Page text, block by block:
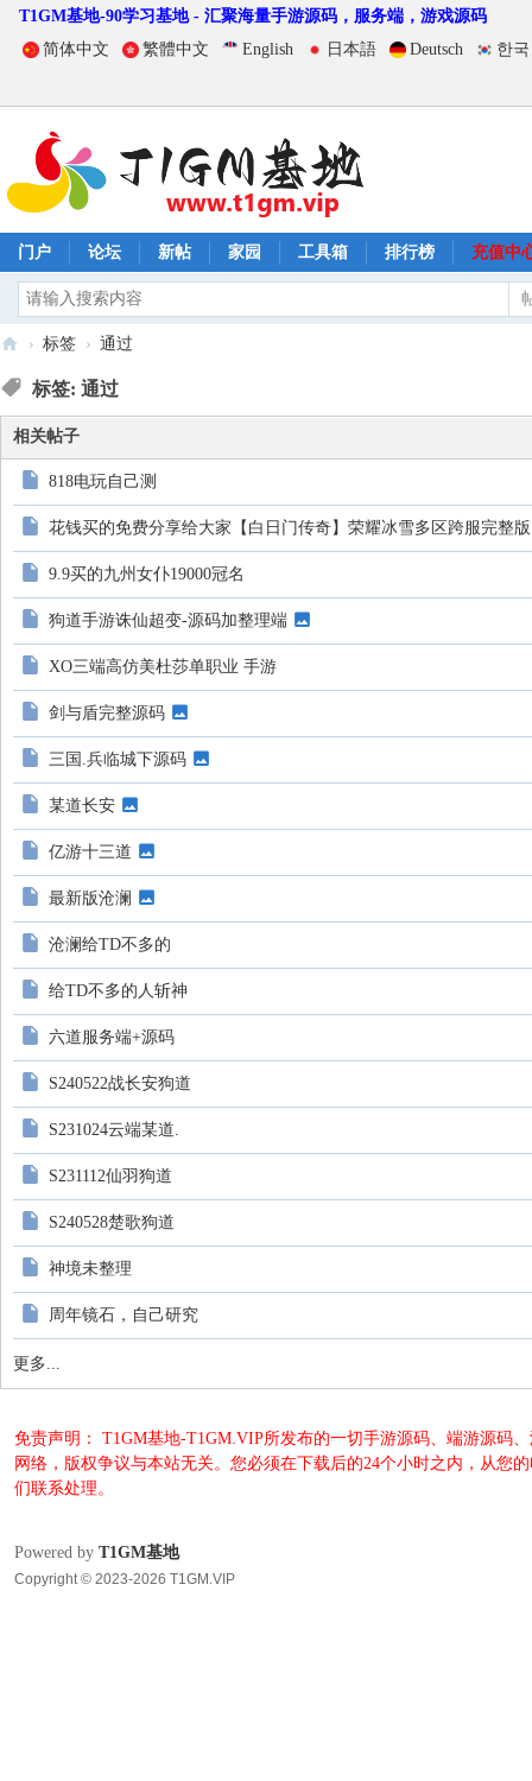
T1GM基地-90学习基地 - 汇聚海量手游源码，服务端，游戏源码
简体中文
繁體中文 English 日本語 Deutsch 한
门户 论坛 新帖 家园 工具箱 排行榜 充值中
T
1
G
地
› 标签 › 通过
标签: 通过
相关帖子
818电玩自己测
花钱买的免费分享给大家【白日门传奇】荣耀冰雪多区跨服完整版
9.9买的九州女仆19000冠名
狗道手游诛仙超变-源码加整理端
XO三端高仿美杜莎单职业 手游
剑与盾完整源码
三国.兵临城下源码
某道长安
亿游十三道
最新版沧澜
沧澜给TD不多的
给TD不多的人斩神
六道服务端+源码
S240522战长安狗道
S231024云端某道.
S231112仙羽狗道
S240528楚歌狗道
神境未整理
周年镜石，自己研究
更多...
免责声明： T1GM基地-T1GM.VIP所发布的一切手游源码、端游源码
网络，版权争议与本站无关。您必须在下载后的24个小时之内，从您
们联系处理。
Powered by T1GM基地
Copyright © 2023-2026 T1GM.VIP